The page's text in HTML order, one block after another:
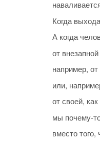
Когда
А когда
от
например,
или,
от своей,
мы почему-
вместо того,